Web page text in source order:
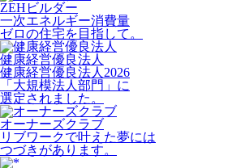
ZEHビルダー
一次エネルギー消費量
ゼロの住宅を目指して。
健康経営優良法人
健康経営優良法人2026
「大規模法人部門」に
選定されました。
オーナーズクラブ
リブワークで叶えた夢には
つづきがあります。